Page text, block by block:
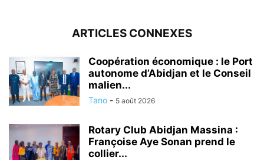
ARTICLES CONNEXES
Coopération économique : le Port
autonome d’Abidjan et le Conseil
malien...
Tano - 5 août 2026
Rotary Club Abidjan Massina :
Françoise Aye Sonan prend le
collier...